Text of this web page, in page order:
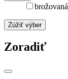
Zúžiť výber
Zoradiť